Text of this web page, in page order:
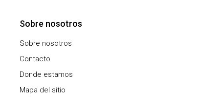
Sobre nosotros
Sobre nosotros
Contacto
Donde estamos
Mapa del sitio